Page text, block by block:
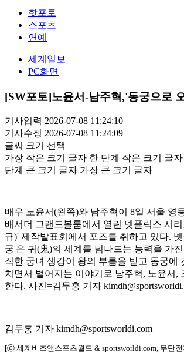
핫포토
스포츠
연예
세계일보
PC화면
[SW포토]노윤서-남주혁,'동궁으로
기사입력 2026-07-08 11:24:10
기사수정 2026-07-08 11:24:09
글씨 크기 선택
가장 작은 크기 글자 한 단계 작은 크기 글자
단계 큰 크기 글자 가장 큰 크기 글자
배우 노윤서(왼쪽)와 남주혁이 8일 서울 영
배서더 그랜드볼룸에서 열린 넷플릭스 시
규)' 제작발표회에서 포즈를 취하고 있다.
궁'은 귀(⻤)의 세계를 넘나드는 능력을 가
직한 궁녀 생강이 왕의 부름을 받고 동궁에
치면서 벌어지는 이야기로 남주혁, 노윤서,
한다. 사진=김두홍 기자
김두홍 기자 kimdh@sportsworldi.com
[ⓒ 세계비즈앤스포츠월드 & sportsworldi.com, 무단